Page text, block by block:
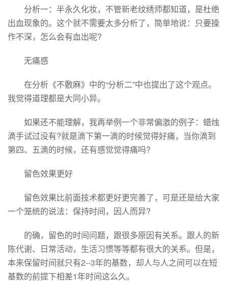
分析一：半永久化妆，不管新老纹绣师都知道，是杜绝
出血现象的。这个就不需要太多分析了，简单地说：只要操
作不深，怎么会有血出呢?
无痛感
在分析《不敷麻》中的“分析二”中也提出了这个观点。
我觉得道理都是大同小异。
如果还不能理解，我再举例一个非常偏激的例子：蜡烛
滴手试过没有?就是滴下第一滴的时候觉得好痛，当你滴到
第四、五滴的时候，还有感觉觉得痛吗?
留色效果更好
留色效果比前面技术都更好更完善了，可是还是给大家
一个笼统的说法：保持时间，因人而异?
的确，留色的时间问题，跟很多原因有关系。跟人的新
陈代谢、日常活动，生活习惯等等都有很大的关系。但是，
本来保留时间就只有2--3年的基数，却人与人之间可以在短
基数的前提下相差1年时间这么久。